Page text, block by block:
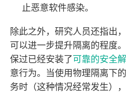
止恶意软件感染。
除此之外，研究人员还指出
可以进一步提升隔离的程度
保过已经安装了可靠的安全
意行为。当使用物理隔离下
务时（这种情况经常发生）